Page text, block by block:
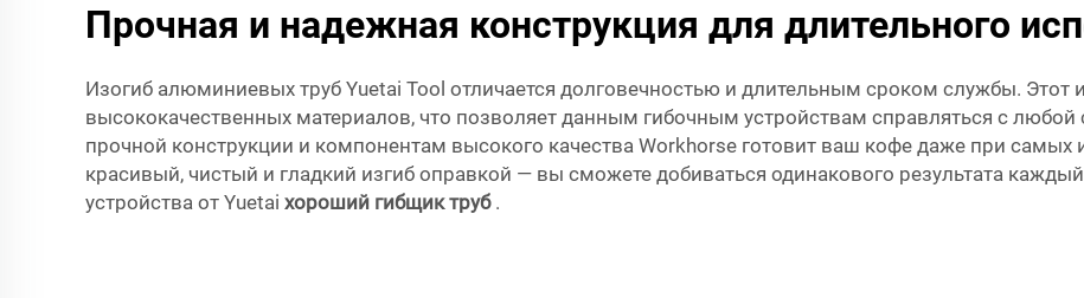
Прочная и надежная конструкция для длительного
Изогиб алюминиевых труб Yuetai Tool отличается долговечностью и длительным сроком службы. Этот
высококачественных материалов, что позволяет данным гибочным устройствам справляться с любой
прочной конструкции и компонентам высокого качества Workhorse готовит ваш кофе даже при самых
красивый, чистый и гладкий изгиб оправкой — вы сможете добиваться одинакового результата
устройства от Yuetai хороший гибщик труб .